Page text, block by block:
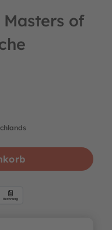
Masters of
Lastschrift